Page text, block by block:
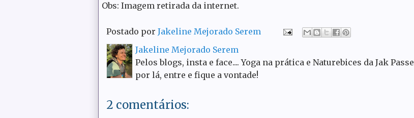
Obs: Imagem retirada da internet.
Postado por Jakeline Mejorado Serem
Jakeline Mejorado Serem
Pelos blogs, insta e face.... Yoga na prática e Naturebices da Jak Passe
por lá, entre e fique a vontade!
2 comentários: